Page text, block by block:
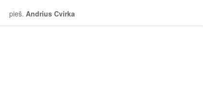
pieš. Andrius Cvirka